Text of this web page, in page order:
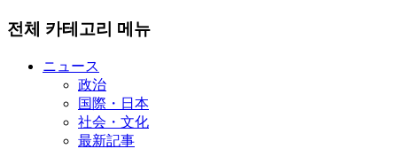
전체 카테고리 메뉴
ニュース
政治
国際・日本
社会・文化
最新記事